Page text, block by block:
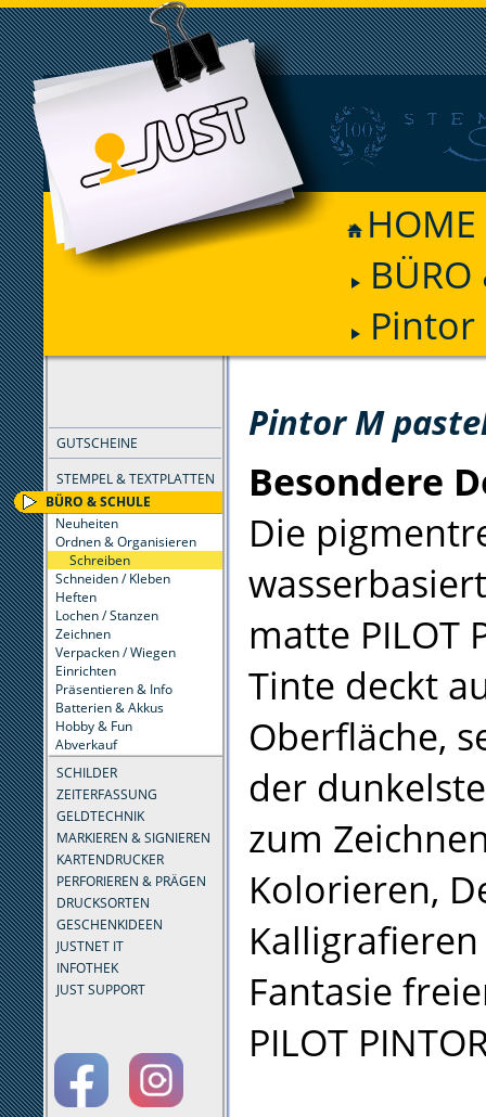
HOME
BÜRO
GUTSCHEINE
STEMPEL & TEXTPLATTEN
BÜRO & SCHULE
Neuheiten
Ordnen & Organisieren
Schreiben
Schneiden / Kleben
Heften
Lochen / Stanzen
Zeichnen
Verpacken / Wiegen
Einrichten
Präsentieren & Info
Batterien & Akkus
Hobby & Fun
Abverkauf
SCHILDER
ZEITERFASSUNG
GELDTECHNIK
MARKIEREN & SIGNIEREN
KARTENDRUCKER
PERFORIEREN & PRÄGEN
DRUCKSORTEN
GESCHENKIDEEN
JUSTNET IT
INFOTHEK
JUST SUPPORT
Pintor M
Besondere
Die
matte PILOT
Tinte deckt
Oberfläche,
der
zum
Kolorieren,
Fantasie
PILOT